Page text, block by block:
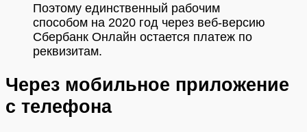
Поэтому единственный рабочим
способом на 2020 год через веб-версию
Сбербанк Онлайн остается платеж по
реквизитам.
Через мобильное приложение
с телефона